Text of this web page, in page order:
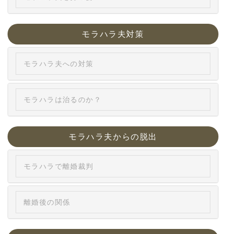
モラハラ夫対策
モラハラ夫への対策
モラハラは治るのか？
モラハラ夫からの脱出
モラハラで離婚裁判
離婚後の関係